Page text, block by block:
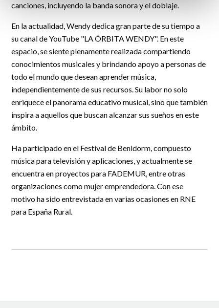
canciones, incluyendo la banda sonora y el doblaje.
En la actualidad, Wendy dedica gran parte de su tiempo a
su canal de YouTube "LA ÓRBITA WENDY". En este
espacio, se siente plenamente realizada compartiendo
conocimientos musicales y brindando apoyo a personas de
todo el mundo que desean aprender música,
independientemente de sus recursos. Su labor no solo
enriquece el panorama educativo musical, sino que también
inspira a aquellos que buscan alcanzar sus sueños en este
ámbito.
Ha participado en el Festival de Benidorm, compuesto
música para televisión y aplicaciones, y actualmente se
encuentra en proyectos para FADEMUR, entre otras
organizaciones como mujer emprendedora. Con ese
motivo ha sido entrevistada en varias ocasiones en RNE
para España Rural.